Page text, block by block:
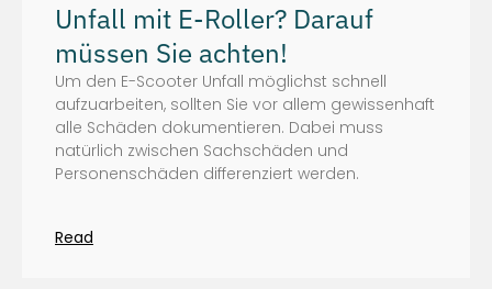
Unfall mit E-Roller? Darauf
müssen Sie achten!
Um den E-Scooter Unfall möglichst schnell
aufzuarbeiten, sollten Sie vor allem gewissenhaft
alle Schäden dokumentieren. Dabei muss
natürlich zwischen Sachschäden und
Personenschäden differenziert werden.
Read